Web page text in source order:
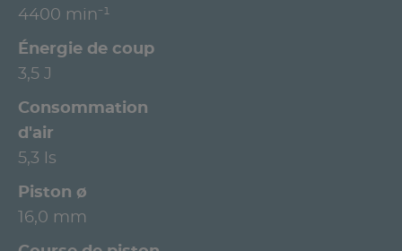
4400 min⁻¹
Énergie de coup
3,5 J
Consommation
d'air
5,3 ls
Piston ø
16,0 mm